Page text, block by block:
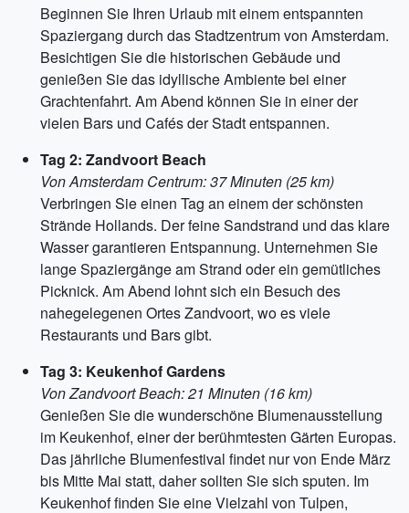
Beginnen Sie Ihren Urlaub mit einem entspannten
Spaziergang durch das Stadtzentrum von Amsterdam.
Besichtigen Sie die historischen Gebäude und
genießen Sie das idyllische Ambiente bei einer
Grachtenfahrt. Am Abend können Sie in einer der
vielen Bars und Cafés der Stadt entspannen.
Tag 2: Zandvoort Beach
Von Amsterdam Centrum: 37 Minuten (25 km)
Verbringen Sie einen Tag an einem der schönsten
Strände Hollands. Der feine Sandstrand und das klare
Wasser garantieren Entspannung. Unternehmen Sie
lange Spaziergänge am Strand oder ein gemütliches
Picknick. Am Abend lohnt sich ein Besuch des
nahegelegenen Ortes Zandvoort, wo es viele
Restaurants und Bars gibt.
Tag 3: Keukenhof Gardens
Von Zandvoort Beach: 21 Minuten (16 km)
Genießen Sie die wunderschöne Blumenausstellung
im Keukenhof, einer der berühmtesten Gärten Europas.
Das jährliche Blumenfestival findet nur von Ende März
bis Mitte Mai statt, daher sollten Sie sich sputen. Im
Keukenhof finden Sie eine Vielzahl von Tulpen,